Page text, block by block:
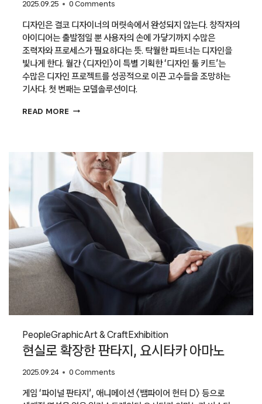
2025.09.25 0 Comments
디자인은 결코 디자이너의 머릿속에서 완성되지 않는다. 창작자의
아이디어는 출발점일 뿐 사용자의 손에 가닿기까지 수많은
조력자와 프로세스가 필요하다는 뜻. 탁월한 파트너는 디자인을
빛나게 한다. 월간 〈디자인〉이 특별 기획한 ‘디자인 툴 키트’는
수많은 디자인 프로젝트를 성공적으로 이끈 고수들을 조망하는
기사다. 첫 번째는 모델솔루션이다.
READ MORE 아이디어를
모델솔루션
PeopleGraphicArt & CraftExhibition
현실로 확장한 판타지, 요시타카 아마노
2025.09.24 0 Comments
게임 ‘파이널 판타지’, 애니메이션 〈뱀파이어 헌터 D〉 등으로